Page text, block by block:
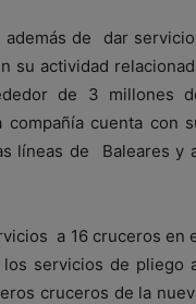
de dar
su actividad
de 3 millones
cuenta con
líneas de Baleares y
a 16 cruceros en
servicios de pliego
cruceros de la